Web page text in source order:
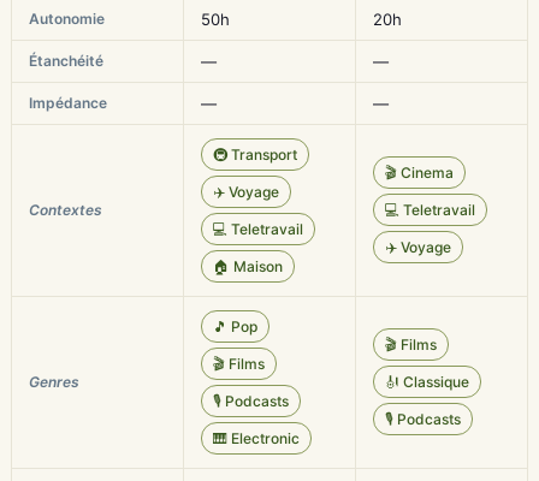
Autonomie 50h 20h
Étanchéité — —
Impédance — —
Contextes
🚇 Transport
✈️ Voyage
💻 Teletravail
🏠 Maison
🎬 Cinema
💻 Teletravail
✈️ Voyage
Genres
🎵 Pop
🎬 Films
🎙️ Podcasts
🎹 Electronic
🎬 Films
🎻 Classique
🎙️ Podcasts